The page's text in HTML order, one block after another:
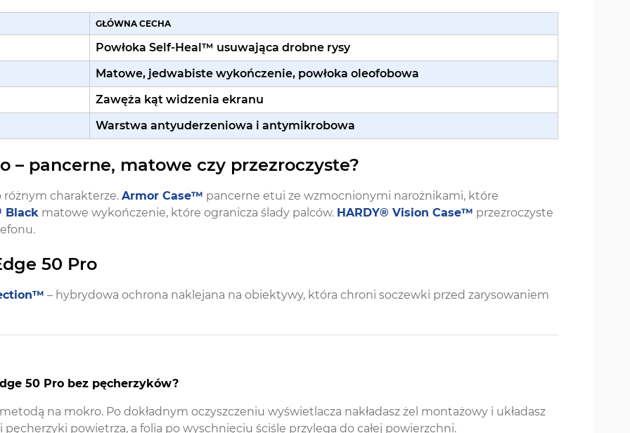
GŁÓWNA CECHA
Powłoka Self-Heal™ usuwająca drobne rysy
Matowe, jedwabiste wykończenie, powłoka oleofobowa
Zawęża kąt widzenia ekranu
Warstwa antyuderzeniowa i antymikrobowa
– pancerne, matowe czy przezroczyste?
różnym charakterze. Armor Case™ pancerne etui ze wzmocnionymi narożnikami, które
Black matowe wykończenie, które ogranicza ślady palców. HARDY® Vision Case™ przezroczyste
50 Pro
– hybrydowa ochrona naklejana na obiektywy, która chroni soczewki przed zarysowaniem
50 Pro bez pęcherzyków?
na mokro. Po dokładnym oczyszczeniu wyświetlacza nakładasz żel montażowy i układasz
powietrza, a folia po wyschnięciu ściśle przylega do całej powierzchni.